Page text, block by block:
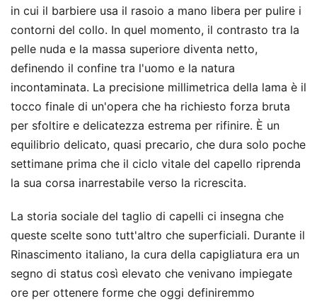
in cui il barbiere usa il rasoio a mano libera per pulire i
contorni del collo. In quel momento, il contrasto tra la
pelle nuda e la massa superiore diventa netto,
definendo il confine tra l'uomo e la natura
incontaminata. La precisione millimetrica della lama è il
tocco finale di un'opera che ha richiesto forza bruta
per sfoltire e delicatezza estrema per rifinire. È un
equilibrio delicato, quasi precario, che dura solo poche
settimane prima che il ciclo vitale del capello riprenda
la sua corsa inarrestabile verso la ricrescita.
La storia sociale del taglio di capelli ci insegna che
queste scelte sono tutt'altro che superficiali. Durante il
Rinascimento italiano, la cura della capigliatura era un
segno di status così elevato che venivano impiegate
ore per ottenere forme che oggi definiremmo